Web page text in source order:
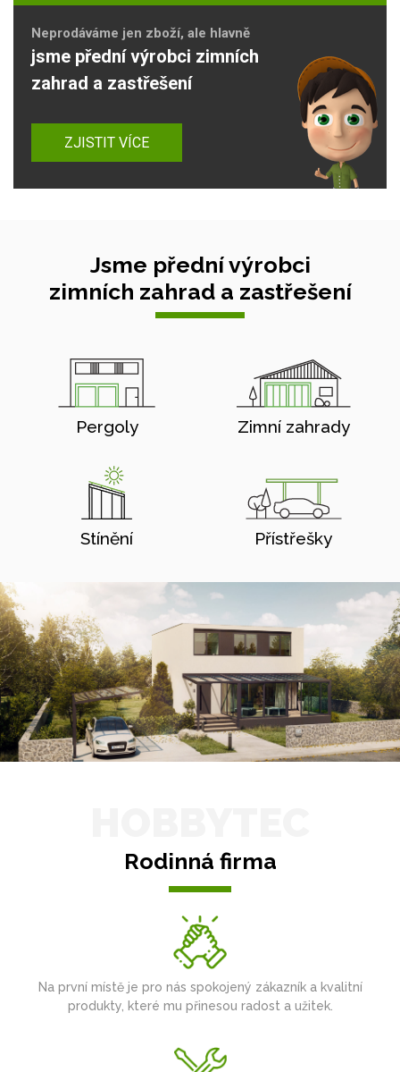
Neprodáváme jen zboží, ale hlavně
jsme přední výrobci zimních
zahrad a zastřešení
ZJISTIT VÍCE
Jsme přední výrobci
zimních zahrad a zastřešení
Pergoly Zimní zahrady
Stínění Přístřešky
Rodinná firma
Na první místě je pro nás spokojený zákazník a kvalitní
produkty, které mu přinesou radost a užitek.